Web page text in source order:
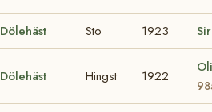
Dölehäst Sto 1923
Dölehäst Hingst 1922